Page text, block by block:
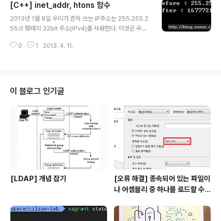
수와 연관이 되어 있다. WSARecv함수의 두번째 인자 W
SABUF를 통해 GetQueuedCompletionStatus 함수
에서 수신 받을 수 있는 패킷의 한도가 결정된다. 이와 같은
론 사이즈를 넉넉히 잡고 해당 사이즈 안에서만 패킷을 송
[C++] inet_addr, htons 함수
2013년 1월 8일 우리가 흔히 쓰는 IP주소는 255.255.2
55.0 형태의 32bit 주소(IPv4)를 사용한다. 이것은 우리
저장방식은 32bit unsigned long integer 타입이다.
쪽으로 배열하면 0xFFFFFF00이 된다. 문자열 형태의 IP
주소 값을 이렇게 unsigned long 타입의 값으로 변환해
주는 것이 inet_addr 함수 이다. 예제 소스 void main( v
oid ) { WSADATA wsaDat..
0 1 2013. 4. 11.
이 블로그 인기글
[LDAP] 개념 잡기
[오류 해결] 종속되어 있는 파일이
나 어셈블리 중 하나를 로드할 수